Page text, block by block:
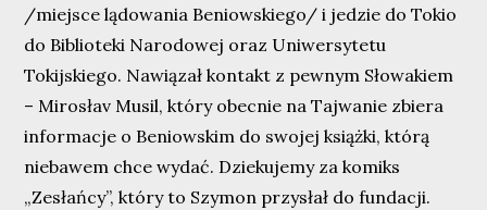
/miejsce lądowania Beniowskiego/ i jedzie do Tokio
do Biblioteki Narodowej oraz Uniwersytetu
Tokijskiego. Nawiązał kontakt z pewnym Słowakiem
– Mirosłav Musil, który obecnie na Tajwanie zbiera
informacje o Beniowskim do swojej książki, którą
niebawem chce wydać. Dziekujemy za komiks
„Zesłańcy”, który to Szymon przysłał do fundacji.